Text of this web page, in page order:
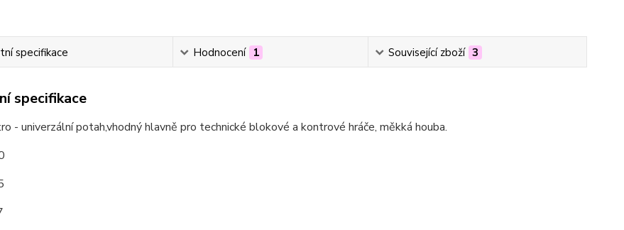
specifikace Hodnocení 1 Související zboží 3
specifikace
- univerzální potah,vhodný hlavně pro technické blokové a kontrové hráče, měkká houba.